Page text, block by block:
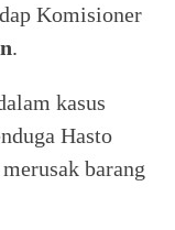
Komisioner
.
kasus
Hasto
barang